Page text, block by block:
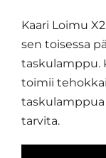
Kaari Loimu
sen toisessa
taskulamppu.
toimii
tarvita.